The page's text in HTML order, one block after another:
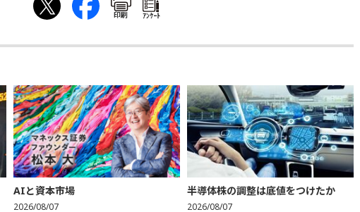
印刷 ｱﾝｹｰﾄ
AIと資本市場
2026/08/07
半導体株の調整は底値をつけたか
2026/08/07